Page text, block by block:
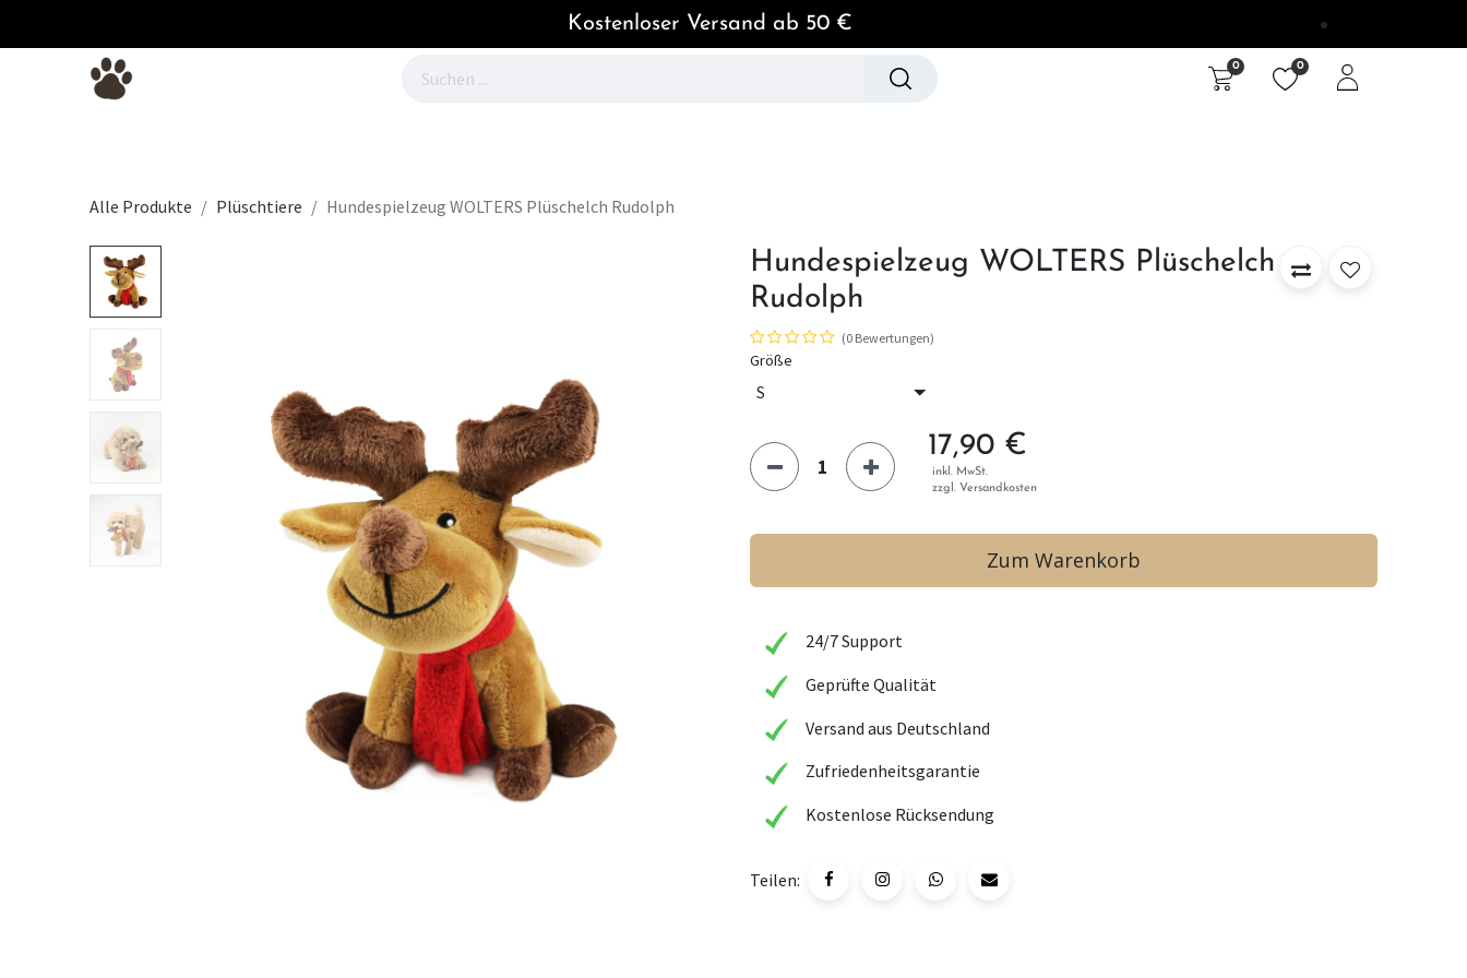
Kostenloser Versand ab 50 €
0 0
Alle Produkte Plüschtiere Hundespielzeug WOLTERS Plüschelch Rudolph
Hundespielzeug WOLTERS Plüschelch
Rudolph
(0 Bewertungen)
Größe
17,90 €
inkl. MwSt.
zzgl. Versandkosten
Zum Warenkorb
24/7 Support
Geprüfte Qualität
Versand aus Deutschland
Zufriedenheitsgarantie
Kostenlose Rücksendung
Teilen: